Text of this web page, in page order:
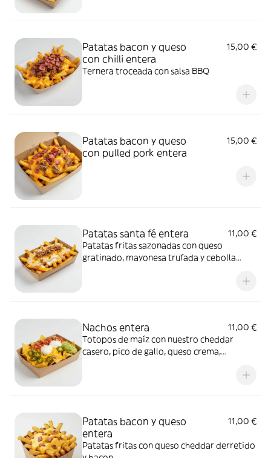
Patatas bacon y queso
con chilli entera
15,00 €
Ternera troceada con salsa BBQ
Patatas bacon y queso
con pulled pork entera
15,00 €
Patatas santa fé entera
11,00 €
Patatas fritas sazonadas con queso
gratinado, mayonesa trufada y cebolla
Nachos entera
11,00 €
Totopos de maíz con nuestro cheddar
casero, pico de gallo, queso crema,
Patatas bacon y queso
entera
11,00 €
Patatas fritas con queso cheddar derretido